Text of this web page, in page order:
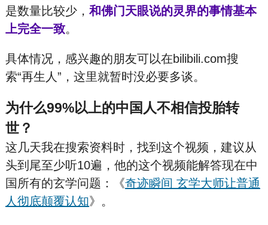
是数量比较少， 和佛门天眼说的灵界的事情基本
上完全一致。
具体情况，感兴趣的朋友可以在bilibili.com搜
索“再生人”，这里就暂时没必要多谈。
为什么99%以上的中国人不相信投胎转
世？
这几天我在搜索资料时，找到这个视频，建议从
头到尾至少听10遍，他的这个视频能解答现在中
国所有的玄学问题：《奇迹瞬间 玄学大师让普通
人彻底颠覆认知》。